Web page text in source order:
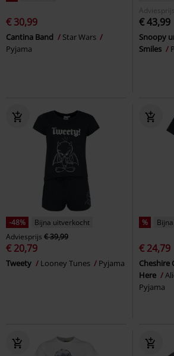
€ 30,99
Cantina Band
Star Wars
Pyjama
Adviesprijs
€ 43,99
Snoopy
Smiles
-48%
Bijna uitverkocht
Adviesprijs € 39,99
€ 20,79
Tweety Looney Tunes Pyjama
%
€ 24,79
Cheshire
Here
Pyjama